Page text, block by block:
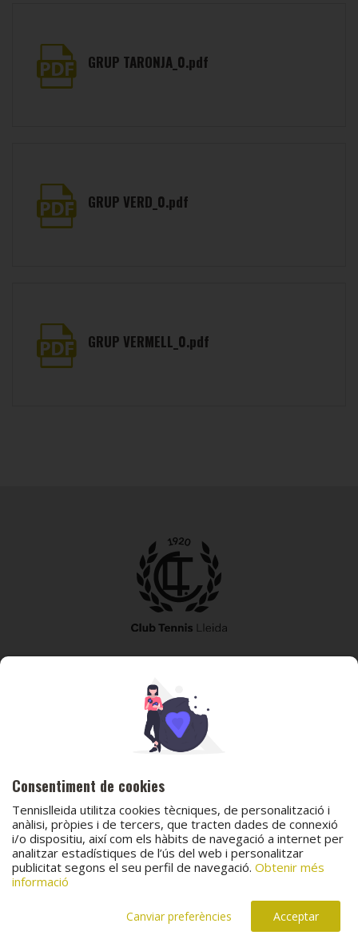
GRUP TARONJA_0.pdf
GRUP VERD_0.pdf
GRUP VERMELL_0.pdf
secretaria@tennislleida.com
Partida de boixadors 60 25198 Lleida
© 2026 Club Tennis Lleida
Avís legal
Política de cookies
Contacta
Canal de protecció al menor
Projecte webdesenvolupat perACTIUM Digital
Consentiment de cookies
Tennislleida utilitza cookies tècniques, de personalització i
anàlisi, pròpies i de tercers, que tracten dades de connexió
i/o dispositiu, així com els hàbits de navegació a internet per
analitzar estadístiques de l’ús del web i personalitzar
publicitat segons el seu perfil de navegació. Obtenir més
informació
Canviar preferències Acceptar